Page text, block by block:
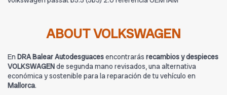
ABOUT VOLKSWAGEN
En DRA Balear Autodesguacesencontrarás recambios y despieces
VOLKSWAGENde segunda mano revisados, una alternativa
económica y sostenible para la reparación de tu vehículo en
Mallorca.